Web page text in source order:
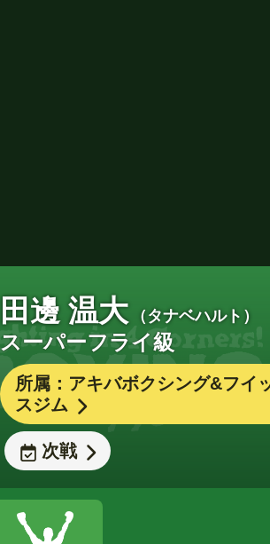
田邊 温大 （タナベハルト）
スーパーフライ級
所属：アキバボクシング&フイ
スジム
次戦